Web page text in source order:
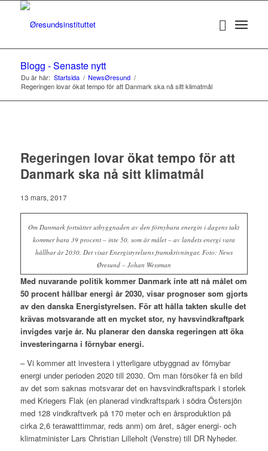
Blogg - Senaste nytt
Du är här: Startsida / NewsØresund /
Regeringen lovar ökat tempo för att Danmark ska nå sitt klimatmål
Regeringen lovar ökat tempo för att
Danmark ska nå sitt klimatmål
13 mars, 2017
Om Danmark fortsätter utbyggnaden av den förnybara energin i dagens takt
kommer bara 39 procent – inte 50, som är målet – av landets energi vara
hållbar år 2030. Det visar Energistyrelsens framskrivningar. Foto: News
Øresund – Johan Wessman
Med nuvarande politik kommer Danmark inte att nå målet om
50 procent hållbar energi år 2030, visar prognoser som gjorts
av den danska Energistyrelsen. För att hålla takten skulle det
krävas motsvarande att en mycket stor, ny havsvindkraftpark
invigdes varje år. Nu planerar den danska regeringen att öka
investeringarna i förnybar energi.
– Vi kommer att investera i ytterligare utbyggnad av förnybar
energi under perioden 2020 till 2030. Om man försöker få en bild
av det som saknas motsvarar det en havsvindkraftspark i storlek
med Kriegers Flak (en planerad vindkraftspark i södra Östersjön
med 128 vindkraftverk på 170 meter och en årsproduktion på
cirka 2,6 terawatttimmar, reds anm) om året, säger energi- och
klimatminister Lars Christian Lilleholt (Venstre) till DR Nyheder.